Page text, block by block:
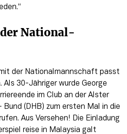
National-
der Nationalmannschaft passt
Als 30-Jähriger wurde George
im Club an der Alster
(DHB) zum ersten Mal in die
Aus Versehen! Die Einladung
reise in Malaysia galt